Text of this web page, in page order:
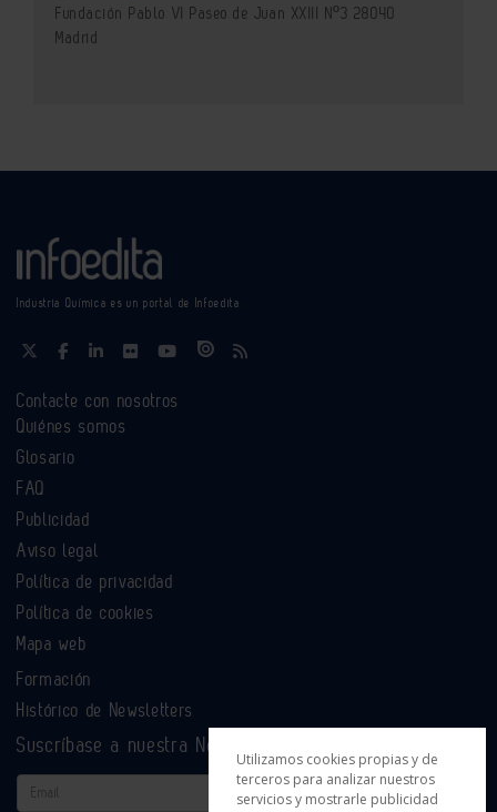
Fundación Pablo VI Paseo de Juan XXIII Nº3 28040
Madrid
Industria Química es un portal de Infoedita
Contacte con nosotros
Quiénes somos
Glosario
FAQ
Publicidad
Aviso legal
Política de privacidad
Política de cookies
Mapa web
Formación
Histórico de Newsletters
Suscríbase a nuestra Newsletter
Email
Utilizamos cookies propias y de
terceros para analizar nuestros
servicios y mostrarle publicidad